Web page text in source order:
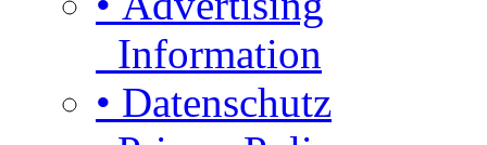
Information
• Datenschutz